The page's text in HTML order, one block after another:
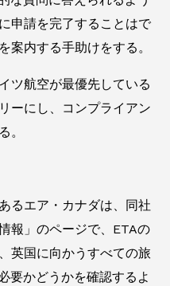
申請を完了することはで
案内する手助けをする。
ツ航空が最優先している
ーにし、コンプライアン
。
るエア・カナダは、同社
報」のページで、ETAの
英国に向かうすべての旅
要かどうかを確認するよ